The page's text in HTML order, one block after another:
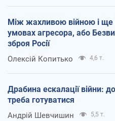
Між жахливою війною і
умовах агресора, або
зброя Росії
Олексій Копитько 4,6 т.
Драбина ескалації війни:
треба готуватися
Андрій Шевчишин 5,5 т.